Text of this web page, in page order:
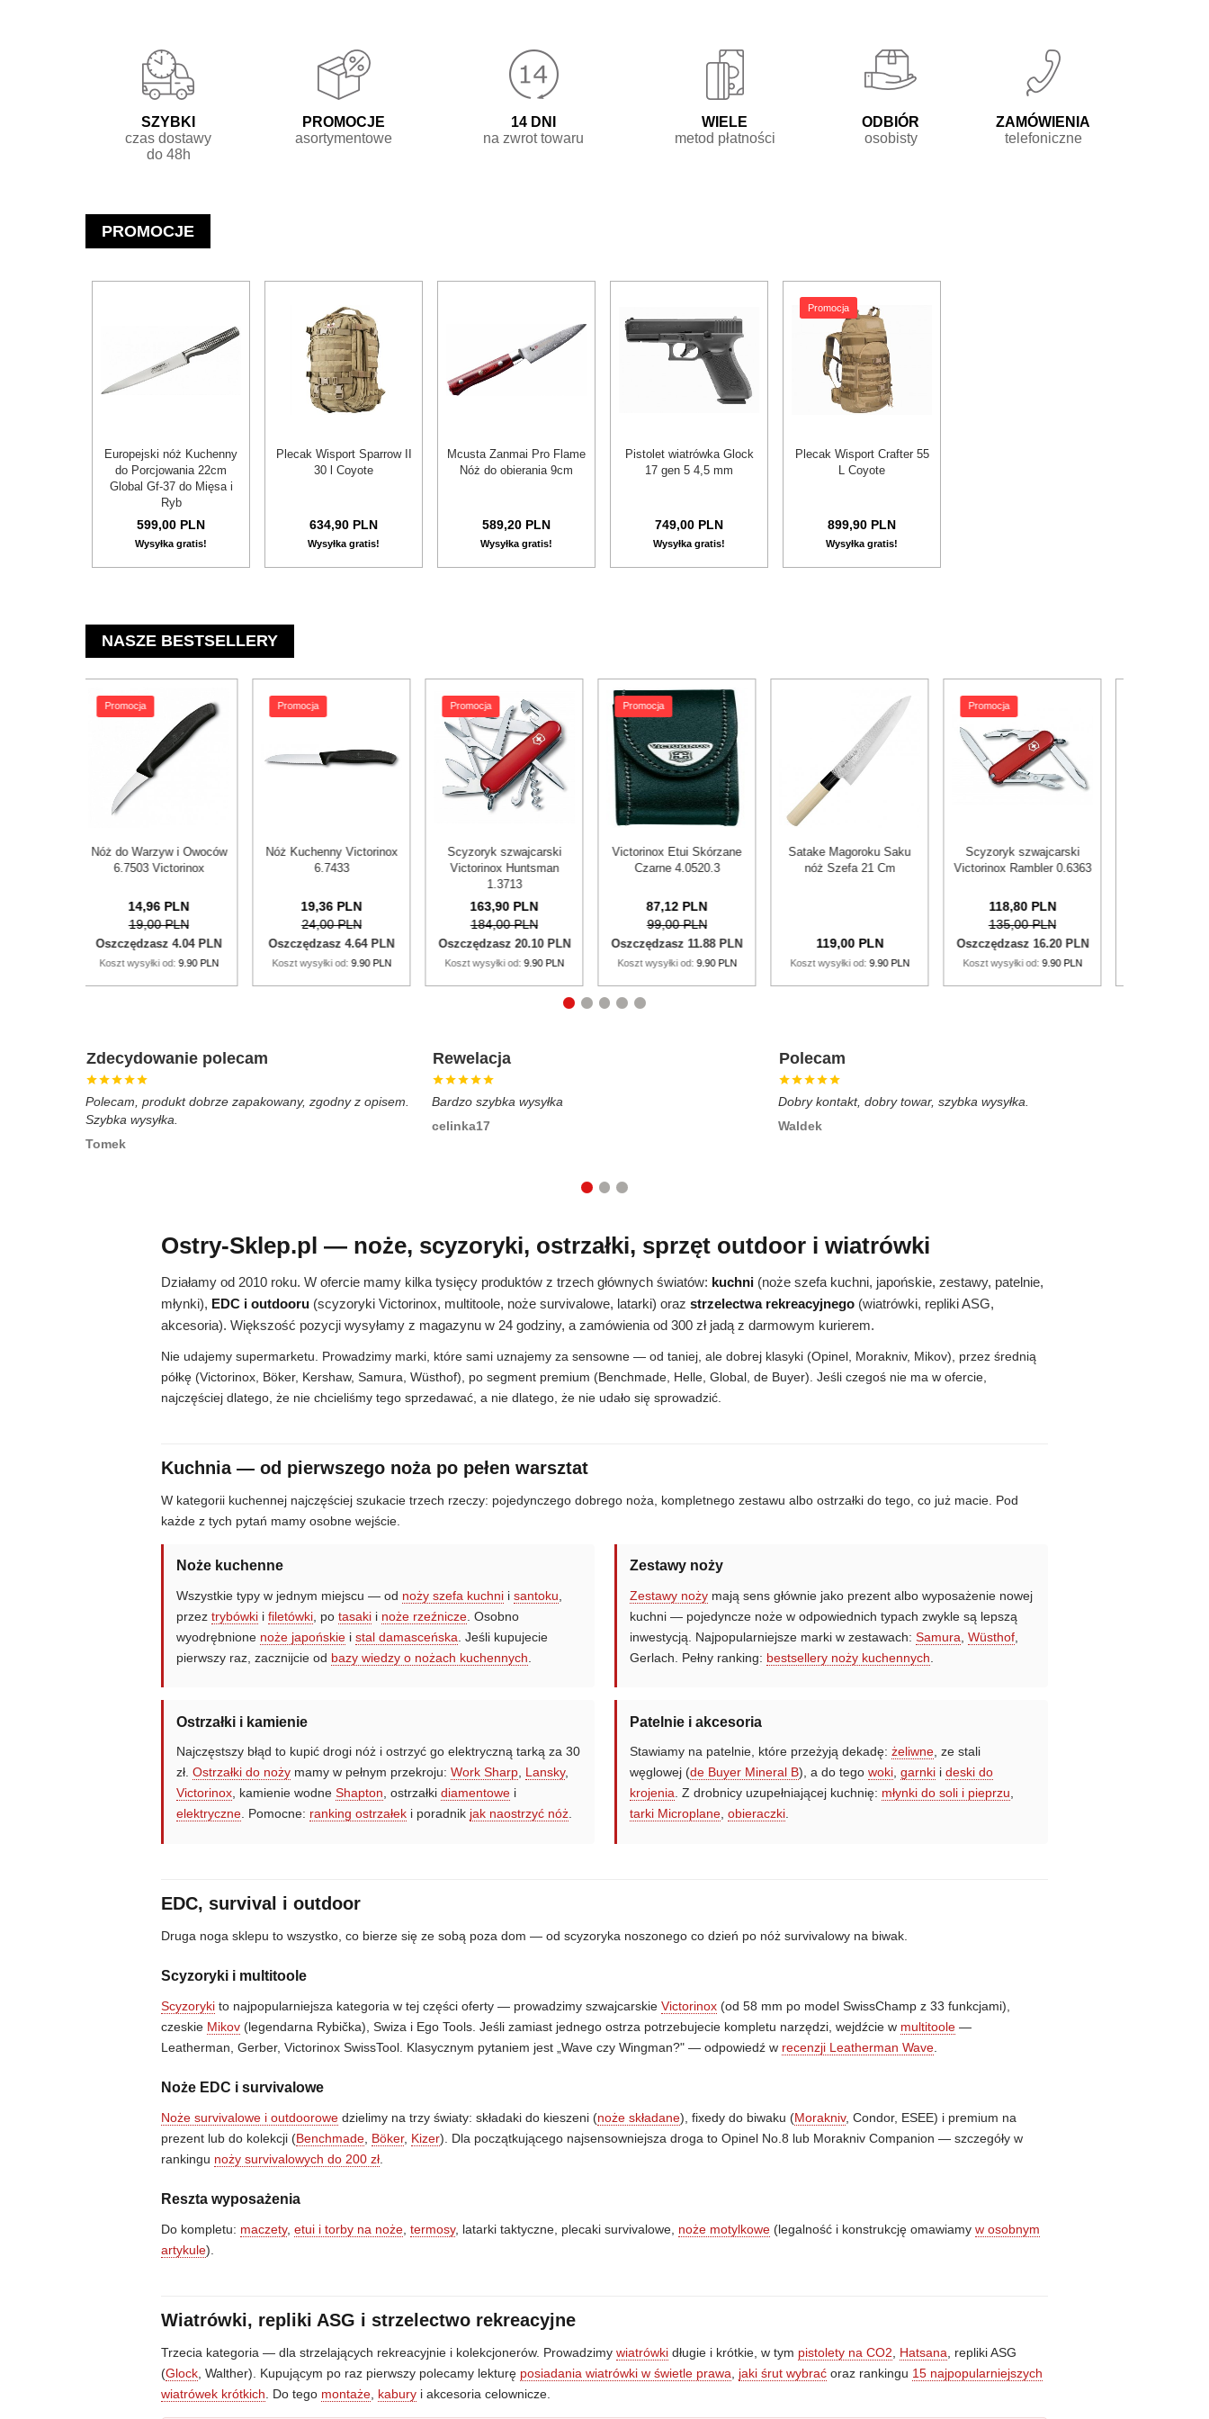
Szybki
czas dostawy
do 48h
Promocje
asortymentowe
14 dni
na zwrot towaru
Wiele
metod płatności
Odbiór
osobisty
Zamówienia
telefoniczne
PROMOCJE
Europejski nóż Kuchenny
do Porcjowania 22cm
Global Gf-37 do Mięsa i
Ryb
599,00 PLN
Wysyłka gratis!
Plecak Wisport Sparrow II
30 l Coyote
634,90 PLN
Wysyłka gratis!
Mcusta Zanmai Pro Flame
Nóż do obierania 9cm
589,20 PLN
Wysyłka gratis!
Pistolet wiatrówka Glock
17 gen 5 4,5 mm
749,00 PLN
Wysyłka gratis!
Promocja
Plecak Wisport Crafter 55
L Coyote
899,90 PLN
Wysyłka gratis!
NASZE BESTSELLERY
Kuchenny Victorinox
4.64 PLN
9.90 PLN
Promocja
Scyzoryk szwajcarski
Victorinox Huntsman
163,
184,00 PLN
Oszczędzasz 20.10 PLN
Koszt wysyłki od: 9.90 PLN
Victorinox Etui Skórzane
Czarne 4.0520.3
87,
99,00 PLN
Oszczędzasz 11.88 PLN
Koszt wysyłki od: 9.90 PLN
Satake Magoroku Saku
nóż Szefa 21 Cm
119,00 PLN
Koszt wysyłki od: 9.90 PLN
Promocja
Scyzoryk szwajcarski
Victorinox Rambler 0.6363
118,
135,00 PLN
Oszczędzasz 16.20 PLN
Koszt wysyłki od: 9.90 PLN
Promocja
Obieraczka do warzyw
Victorinox 6.0943.3
Oszczędzasz 4.64 PLN
Koszt wysyłki od: 9.90 PLN
ZWILLING SPICES
Młynek Do Przypraw - 19
179,00
Koszt wysyłki od:
Zdecydowanie polecam
Polecam, produkt dobrze zapakowany, zgodny z opisem.
Szybka wysyłka.
Tomek
Rewelacja
Bardzo szybka wysyłka
celinka17
Polecam
Dobry kontakt, dobry towar, szybka wysyłka.
Waldek
Ostry-Sklep.pl — noże, scyzoryki, ostrzałki, sprzęt outdoor i wiatrówki
Działamy od 2010 roku. W ofercie mamy kilka tysięcy produktów z trzech głównych światów: kuchni (noże szefa kuchni, japońskie, zestawy, patelnie,
młynki), EDC i outdooru (scyzoryki Victorinox, multitoole, noże survivalowe, latarki) orazstrzelectwa rekreacyjnego (wiatrówki, repliki ASG,
akcesoria). Większość pozycji wysyłamy z magazynu w 24 godziny, a zamówienia od 300 zł jadą z darmowym kurierem.
Nie udajemy supermarketu. Prowadzimy marki, które sami uznajemy za sensowne — od taniej, ale dobrej klasyki (Opinel, Morakniv, Mikov), przez średnią
półkę (Victorinox, Böker, Kershaw, Samura, Wüsthof), po segment premium (Benchmade, Helle, Global, de Buyer). Jeśli czegoś nie ma w ofercie,
najczęściej dlatego, że nie chcieliśmy tego sprzedawać, a nie dlatego, że nie udało się sprowadzić.
Kuchnia — od pierwszego noża po pełen warsztat
W kategorii kuchennej najczęściej szukacie trzech rzeczy: pojedynczego dobrego noża, kompletnego zestawu albo ostrzałki do tego, co już macie. Pod
każde z tych pytań mamy osobne wejście.
Noże kuchenne
Wszystkie typy w jednym miejscu — od noży szefa kuchni isantoku
przeztrybówki ifiletówki , potasaki i noże rzeźnicze . Osobno
wyodrębnione noże japońskie istal damasceńska . Jeśli kupujecie
pierwszy raz, zacznijcie od bazy wiedzy o nożach kuchennych
Zestawy noży
Zestawy noży mają sens głównie jako prezent albo wyposażenie nowej
kuchni — pojedyncze noże w odpowiednich typach zwykle są lepszą
inwestycją. Najpopularniejsze marki w zestawach:Samura ,Wüsthof
Gerlach. Pełny ranking: bestsellery noży kuchennych
Ostrzałki i kamienie
Najczęstszy błąd to kupić drogi nóż i ostrzyć go elektryczną tarką za 30
zł.Ostrzałki do noży mamy w pełnym przekroju:Work Sharp, Lansky,
Victorinox, kamienie wodneShapton, ostrzałkidiamentowe i
elektryczne. Pomocne: ranking ostrzałek i poradnik jak naostrzyć nóż.
Patelnie i akcesoria
Stawiamy na patelnie, które przeżyją dekadę:żeliwne, ze stali
węglowej (de Buyer Mineral B), a do tegowoki,garnki ideski do
krojenia. Z drobnicy uzupełniającej kuchnię: młynki do soli i pieprzu,
tarki Microplane,obieraczki.
EDC, survival i outdoor
Druga noga sklepu to wszystko, co bierze się ze sobą poza dom — od scyzoryka noszonego co dzień po nóż survivalowy na biwak.
Scyzoryki i multitoole
Scyzoryki to najpopularniejsza kategoria w tej części oferty — prowadzimy szwajcarskieVictorinox (od 58 mm po model SwissChamp z 33 funkcjami),
czeskie Mikov (legendarna Rybička), Swiza i Ego Tools. Jeśli zamiast jednego ostrza potrzebujecie kompletu narzędzi, wejdźcie w multitoole —
Leatherman, Gerber, Victorinox SwissTool. Klasycznym pytaniem jest „Wave czy Wingman?" — odpowiedź w recenzji Leatherman Wave
Noże EDC i survivalowe
Noże survivalowe i outdoorowe dzielimy na trzy światy: składaki do kieszeni (noże składane), fixedy do biwaku (Morakniv, Condor, ESEE) i premium na
prezent lub do kolekcji (Benchmade Böker, Kizer). Dla początkującego najsensowniejsza droga to Opinel No.8 lub Morakniv Companion — szczegóły w
rankingu noży survivalowych do 200 zł
Reszta wyposażenia
Do kompletu: maczety,etui i torby na noże ,termosy, latarki taktyczne, plecaki survivalowe, noże motylkowe (legalność i konstrukcję omawiamyw osobnym
artykule).
Wiatrówki, repliki ASG i strzelectwo rekreacyjne
Trzecia kategoria — dla strzelających rekreacyjnie i kolekcjonerów. Prowadzimywiatrówki długie i krótkie, w tym pistolety na CO2 Hatsana , repliki ASG
(Glock , Walther). Kupującym po raz pierwszy polecamy lekturę posiadania wiatrówki w świetle prawa jaki śrut wybrać oraz rankingu 15 najpopularniejszych
wiatrówek krótkich . Do tego montaże kabury i akcesoria celownicze.